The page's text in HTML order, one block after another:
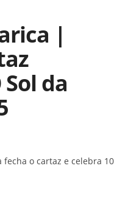
|
da
o cartaz e celebra 10